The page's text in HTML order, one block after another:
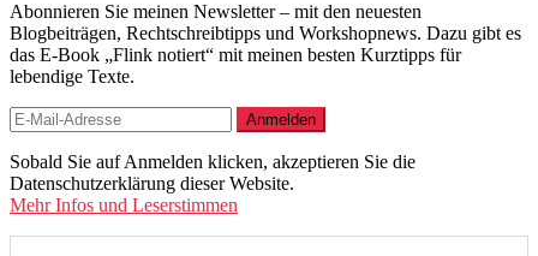
Abonnieren Sie meinen Newsletter – mit den neuesten
Blogbeiträgen, Rechtschreibtipps und Workshopnews. Dazu gibt es
das E-Book „Flink notiert“ mit meinen besten Kurztipps für
lebendige Texte.
Sobald Sie auf Anmelden klicken, akzeptieren Sie die
Datenschutzerklärung dieser Website.
Mehr Infos und Leserstimmen